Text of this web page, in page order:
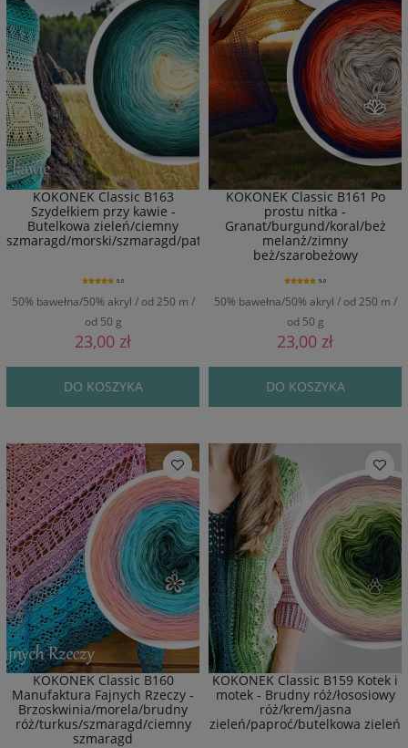
KOKONEK Classic B163
Szydełkiem przy kawie -
Butelkowa zieleń/ciemny
szmaragd/morski/szmaragd/patyna/mięta/wanilia
50% bawełna/50% akryl / od 250 m /
od 50 g
5.0
23,00 zł
DO KOSZYKA
KOKONEK Classic B161 Po
prostu nitka -
Granat/burgund/koral/beż
melanż/zimny
beż/szarobeżowy
50% bawełna/50% akryl / od 250 m /
od 50 g
5.0
23,00 zł
DO KOSZYKA
KOKONEK Classic B160
Manufaktura Fajnych Rzeczy -
Brzoskwinia/morela/brudny
róż/turkus/szmaragd/ciemny
szmaragd
KOKONEK Classic B159 Kotek i
motek - Brudny róż/łososiowy
róż/krem/jasna
zieleń/paproć/butelkowa zieleń